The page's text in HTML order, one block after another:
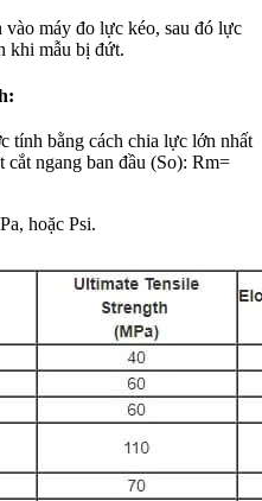
máy đo lực kéo, sau đó lực
khi mẫu bị đứt.
tính bằng cách chia lực lớn nhất
cắt ngang ban đầu (So): Rm=
hoặc Psi.